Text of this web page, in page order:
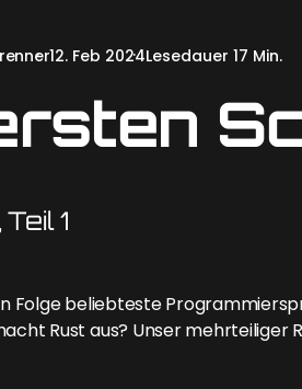
12. Feb 2024Lesedauer 17 Min.
1
Folge beliebteste
Rust aus? Unser mehrteiliger